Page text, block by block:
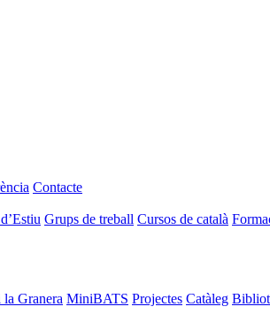
Contacte
Grups de treball Cursos de català
Granera MiniBATS Projectes Catàleg